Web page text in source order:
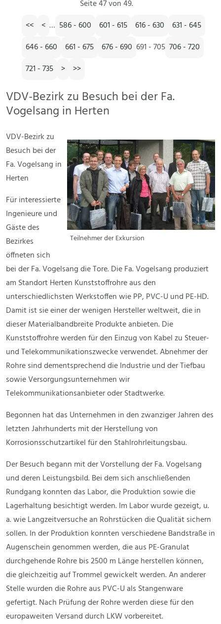
Seite 47 von 49.
<<
< … 586 - 600 601 - 615 616 - 630
631 - 645
646 - 660
661 - 675 676 - 690 691 - 705 706 - 720
721 - 735
> >>
VDV-Bezirk zu Besuch bei der Fa.
Vogelsang in Herten
Teilnehmer der Exkursion
VDV-Bezirk zu
Besuch bei der
Fa. Vogelsang in
Herten
Für interessierte
Ingenieure und
Gäste des
Bezirkes
öffneten sich
bei der Fa. Vogelsang die Tore. Die Fa. Vogelsang produziert
am Standort Herten Kunststoffrohre aus den
unterschiedlichsten Werkstoffen wie PP, PVC-U und PE-HD.
Damit ist sie einer der wenigen Hersteller weltweit, die in
dieser Materialbandbreite Produkte anbieten. Die
Kunststoffrohre werden für den Einzug von Kabel zu Steuer-
und Telekommunikationszwecke verwendet. Abnehmer der
Rohre sind dementsprechend die Industrie und der Tiefbau
sowie Versorgungsunternehmen wir
Telekommunikationsanbieter oder Stadtwerke.
Begonnen hat das Unternehmen in den zwanziger Jahren des
letzten Jahrhunderts mit der Herstellung von
Korrosionsschutzartikel für den Stahlrohrleitungsbau.
Der Besuch begann mit der Vorstellung der Fa. Vogelsang
und deren Leistungsbild. Bei dem sich anschließenden
Rundgang konnten das Labor, die Produktion sowie die
Lagerhaltung besichtigt werden. Im Labor wurde gezeigt, u.
a. wie Langzeitversuche an Rohrstücken die Qualität sichern
sollen. In der Produktion konnten verschiedene Bandstraße in
Augenschein genommen werden, die aus PE-Granulat
durchgehende Rohre bis 2500 m Länge herstellen können,
die gleichzeitig auf Trommel gewickelt werden. An anderer
Stelle wurden die Rohre aus PVC-U als Stangenware
gefertigt. Nach Prüfung der Rohre werden diese für den
europaweiten Versand durch LKW vorbereitet.